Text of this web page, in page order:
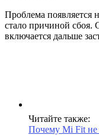
Проблема появляется
стало причиной сбоя.
включается дальше
Читайте также:
Почему Mi Fit не